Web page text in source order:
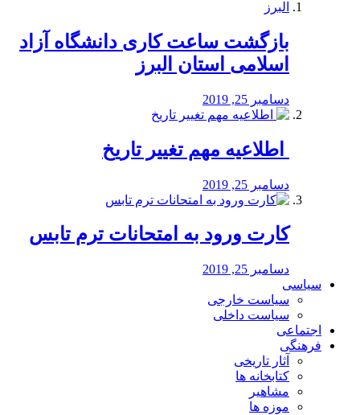
بازگشت ساعت کاری دانشگاه آزاد
اسلامی استان البرز
دسامبر 25, 2019
️ اطلاعیه مهم تغییر تاریخ
دسامبر 25, 2019
کارت ورود به امتحانات ترم تابس
دسامبر 25, 2019
سیاسی
سیاست خارجی
سیاست داخلی
اجتماعی
فرهنگی
آثار تاریخی
کتابخانه ها
مشاهیر
موزه ها